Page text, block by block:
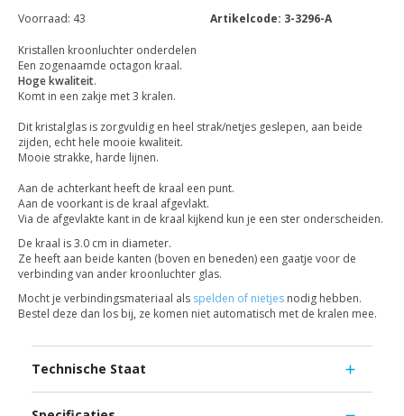
Voorraad: 43 Artikelcode: 3-3296-A
Kristallen kroonluchter onderdelen
Een zogenaamde octagon kraal.
Hoge kwaliteit.
Komt in een zakje met 3 kralen.
Dit kristalglas is zorgvuldig en heel strak/netjes geslepen, aan beide
zijden, echt hele mooie kwaliteit.
Mooie strakke, harde lijnen.
Aan de achterkant heeft de kraal een punt.
Aan de voorkant is de kraal afgevlakt.
Via de afgevlakte kant in de kraal kijkend kun je een ster onderscheiden.
De kraal is 3.0 cm in diameter.
Ze heeft aan beide kanten (boven en beneden) een gaatje voor de
verbinding van ander kroonluchter glas.
Mocht je verbindingsmateriaal als spelden of nietjes nodig hebben.
Bestel deze dan los bij, ze komen niet automatisch met de kralen mee.
Technische Staat